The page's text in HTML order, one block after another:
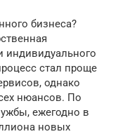
бизнеса?
индивидуального
стал проще
однако
нюансов. По
ежегодно в
новых